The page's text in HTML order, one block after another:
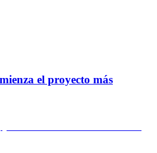
el proyecto más